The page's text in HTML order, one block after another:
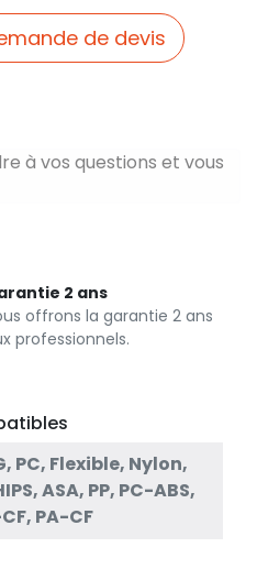
de devis
à vos questions et vous
2 ans
offrons la garantie 2 ans
professionnels.
PC, Flexible, Nylon,
ASA, PP, PC-ABS,
PA-CF